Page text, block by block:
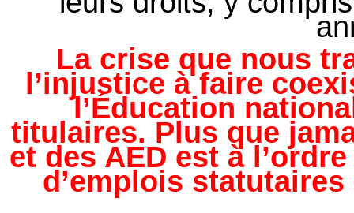
La crise que nous
l’injustice à faire
l’Éducation
titulaires. Plus que
et des AED est à
d’emplois